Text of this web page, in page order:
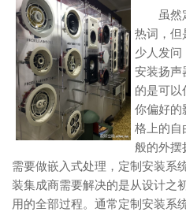
虽然
热词，但
少人发问
安装扬声
的是可以
你偏好的
格上的自
般的外摆
需要做嵌入式处理，定制安装系
装集成商需要解决的是从设计之
用的全部过程。通常定制安装系